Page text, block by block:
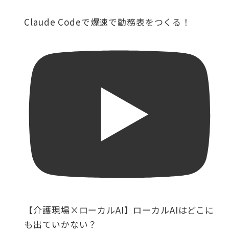
Claude Codeで爆速で勤務表をつくる！
【介護現場×ローカルAI】ローカルAIはどこに
も出ていかない？